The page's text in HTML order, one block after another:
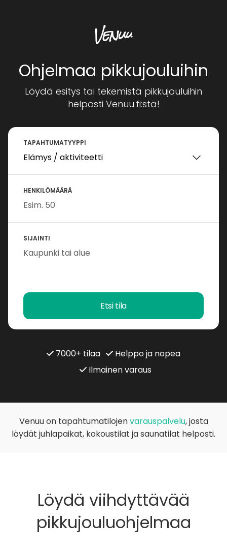
Ohjelmaa pikkujouluihin
Löydä esitys tai tekemistä pikkujouluihin
helposti Venuu.fi:stä!
TAPAHTUMATYYPPI
HENKILÖMÄÄRÄ
SIJAINTI
Etsi tila
7000+ tilaa
Helppo ja nopea
Ilmainen varaus
Venuu on tapahtumatilojenvarauspalvelu, josta
löydät juhlapaikat, kokoustilat ja saunatilat helposti.
Löydä viihdyttävää
pikkujouluohjelmaa